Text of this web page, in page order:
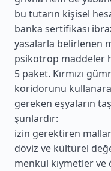
bu tutarın kişisel
banka sertifikası
yasalarla belirlenen
psikotrop maddeler
5 paket. Kırmızı
koridorunu
gereken eşyaların
şunlardır:
izin gerektiren mallar
döviz ve kültürel
menkul kıymetler